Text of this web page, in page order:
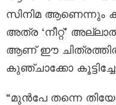
സിനിമ ആണെന്നും
അത്ര ‘നീറ്റ്’
ആണ് ഈ ചിത്രത്തിൽ
കുഞ്ചാക്കോ
“മുൻപേ തന്നെ